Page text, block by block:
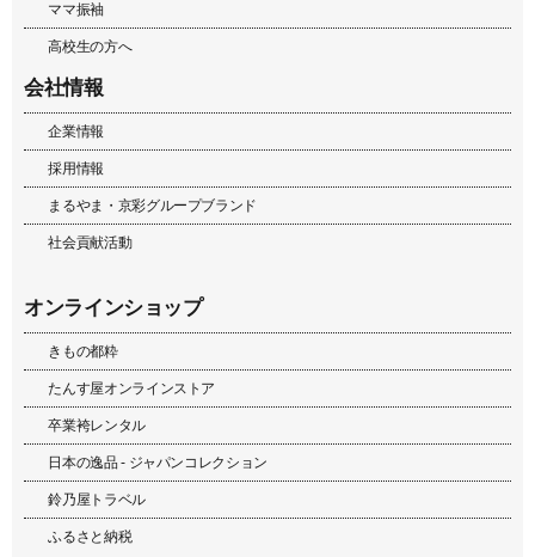
ママ振袖
高校生の方へ
会社情報
企業情報
採用情報
まるやま・京彩グループブランド
社会貢献活動
オンラインショップ
きもの都粋
たんす屋オンラインストア
卒業袴レンタル
日本の逸品 - ジャパンコレクション
鈴乃屋トラベル
ふるさと納税